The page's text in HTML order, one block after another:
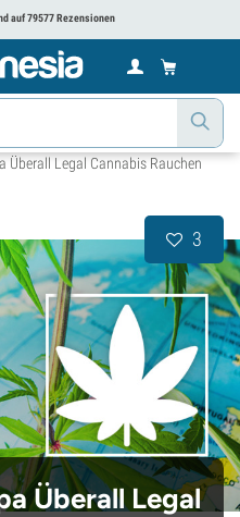
auf 79577 Rezensionen
Überall Legal Cannabis Rauchen
3
Überall Legal